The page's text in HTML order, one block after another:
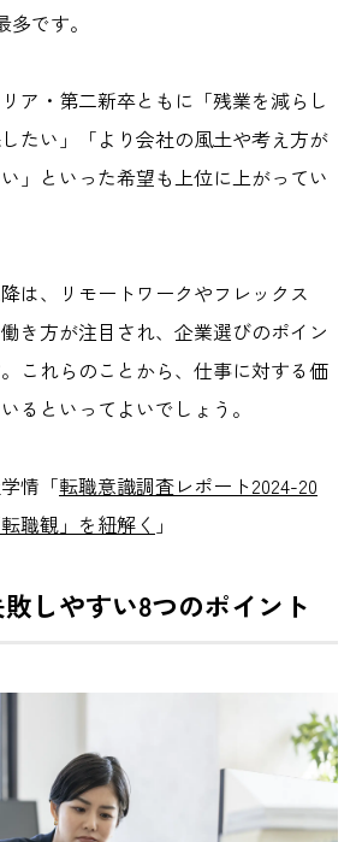
多です。
ア・第二新卒ともに「残業を減らし
たい」「より会社の風土や考え方が
」といった希望も上位に上がってい
は、リモートワークやフレックス
き方が注目され、企業選びのポイン
これらのことから、仕事に対する価
るといってよいでしょう。
情「転職意識調査レポート2024-20
職観」を紐解く 」
しやすい8つのポイント